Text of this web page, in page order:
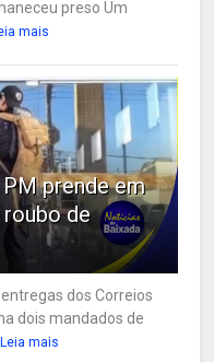
preso Um
mais
prende em
de
dos Correios
dois mandados de
Leia mais